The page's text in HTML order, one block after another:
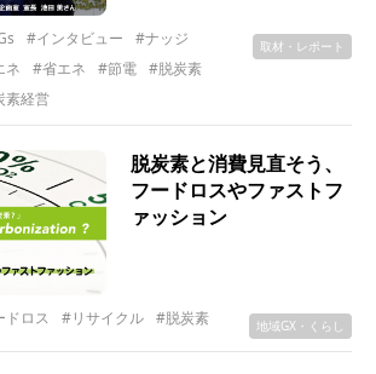
#インタビュー
#ナッジ
ネ
#省エネ #節電
#脱炭素
素経営
取材・レポート
脱炭素と消費見直そう、
フードロスやファストフ
ァッション
ドロス #リサイクル #脱炭素 地域GX・くらし